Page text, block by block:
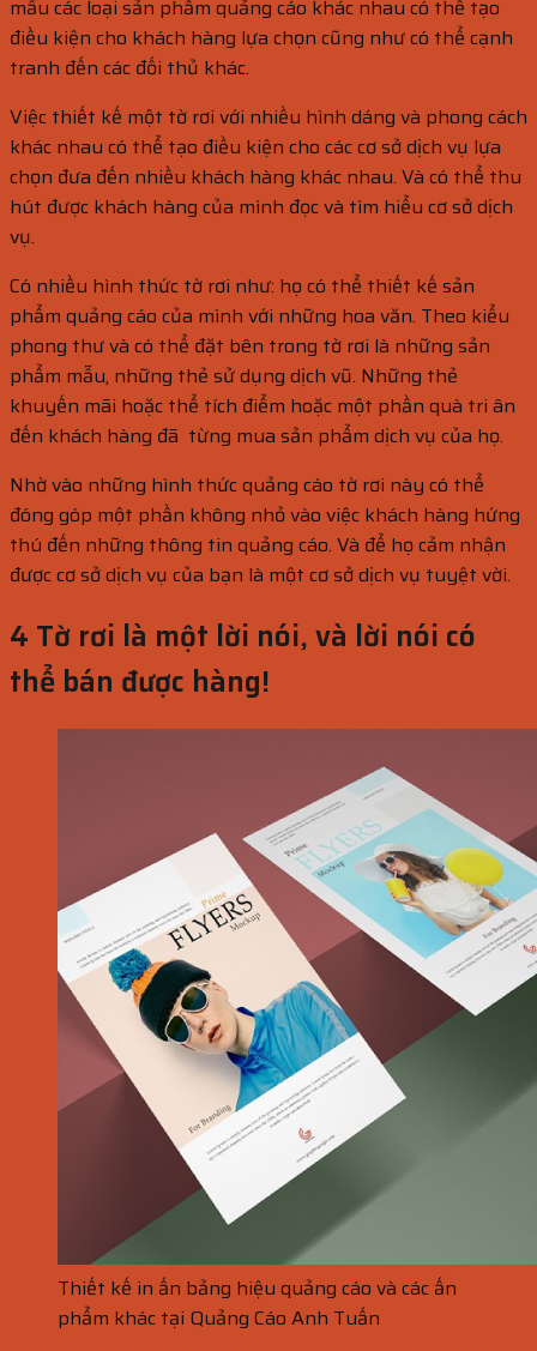
mẫu các loại sản phẩm quảng cáo khác nhau có thể tạo
điều kiện cho khách hàng lựa chọn cũng như có thể cạnh
tranh đến các đối thủ khác.
Việc thiết kế một tờ rơi với nhiều hình dáng và phong cách
khác nhau có thể tạo điều kiện cho các cơ sở dịch vụ lựa
chọn đưa đến nhiều khách hàng khác nhau. Và có thể thu
hút được khách hàng của mình đọc và tìm hiểu cơ sở dịch
vụ.
Có nhiều hình thức tờ rơi như: họ có thể thiết kế sản
phẩm quảng cáo của mình với những hoa văn. Theo kiểu
phong thư và có thể đặt bên trong tờ rơi là những sản
phẩm mẫu, những thẻ sử dụng dịch vũ. Những thẻ
khuyến mãi hoặc thể tích điểm hoặc một phần quà tri ân
đến khách hàng đã từng mua sản phẩm dịch vụ của họ.
Nhờ vào những hình thức quảng cáo tờ rơi này có thể
đóng góp một phần không nhỏ vào việc khách hàng hứng
thú đến những thông tin quảng cáo. Và để họ cảm nhận
được cơ sở dịch vụ của bạn là một cơ sở dịch vụ tuyệt vời.
4 Tờ rơi là một lời nói, và lời nói có
thể bán được hàng!
Thiết kế in ấn bảng hiệu quảng cáo và các ấn
phẩm khác tại Quảng Cáo Anh Tuấn